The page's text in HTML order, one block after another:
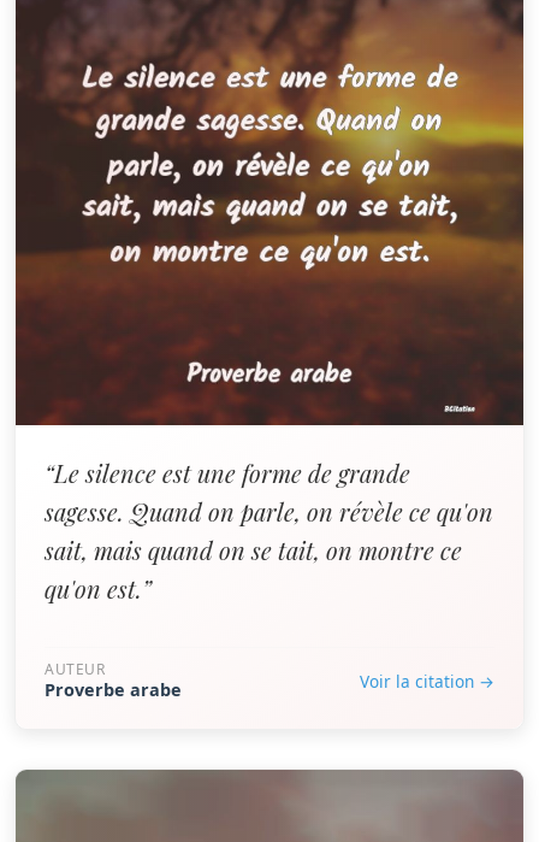
“Le silence est une forme de grande
sagesse. Quand on parle, on révèle ce qu'on
sait, mais quand on se tait, on montre ce
qu'on est.”
AUTEUR
Proverbe arabe Voir la citation →